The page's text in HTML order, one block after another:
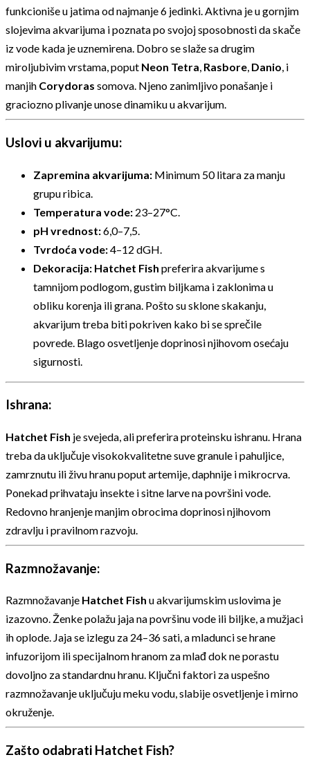
funkcioniše u jatima od najmanje 6 jedinki. Aktivna je u gornjim
slojevima akvarijuma i poznata po svojoj sposobnosti da skače
iz vode kada je uznemirena. Dobro se slaže sa drugim
miroljubivim vrstama, poput Neon Tetra, Rasbore, Danio, i
manjih Corydoras somova. Njeno zanimljivo ponašanje i
graciozno plivanje unose dinamiku u akvarijum.
Uslovi u akvarijumu:
Zapremina akvarijuma: Minimum 50 litara za manju
grupu ribica.
Temperatura vode: 23–27°C.
pH vrednost:6,0–7,5.
Tvrdoća vode:4–12 dGH.
Dekoracija: Hatchet Fish preferira akvarijume s
tamnijom podlogom, gustim biljkama i zaklonima u
obliku korenja ili grana. Pošto su sklone skakanju,
akvarijum treba biti pokriven kako bi se sprečile
povrede. Blago osvetljenje doprinosi njihovom osećaju
sigurnosti.
Ishrana:
Hatchet Fish je svejeda, ali preferira proteinsku ishranu. Hrana
treba da uključuje visokokvalitetne suve granule i pahuljice,
zamrznutu ili živu hranu poput artemije, daphnije i mikrocrva.
Ponekad prihvataju insekte i sitne larve na površini vode.
Redovno hranjenje manjim obrocima doprinosi njihovom
zdravlju i pravilnom razvoju.
Razmnožavanje:
Razmnožavanje Hatchet Fish u akvarijumskim uslovima je
izazovno. Ženke polažu jaja na površinu vode ili biljke, a mužjaci
ih oplode. Jaja se izlegu za 24–36 sati, a mladunci se hrane
infuzorijom ili specijalnom hranom za mlađ dok ne porastu
dovoljno za standardnu hranu. Ključni faktori za uspešno
razmnožavanje uključuju meku vodu, slabije osvetljenje i mirno
okruženje.
Zašto odabrati Hatchet Fish?